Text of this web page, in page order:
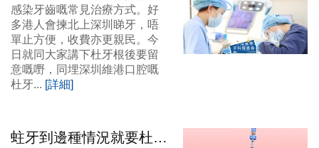
上必看）
感染牙齒嘅常見治療方式。好
多港人會揀北上深圳睇牙，唔
單止方便，收費亦更親民。今
日就同大家講下杜牙根後要留
意嘅嘢，同埋深圳維港口腔嘅
杜牙... [詳細]
蛀牙到邊種情況就要杜牙